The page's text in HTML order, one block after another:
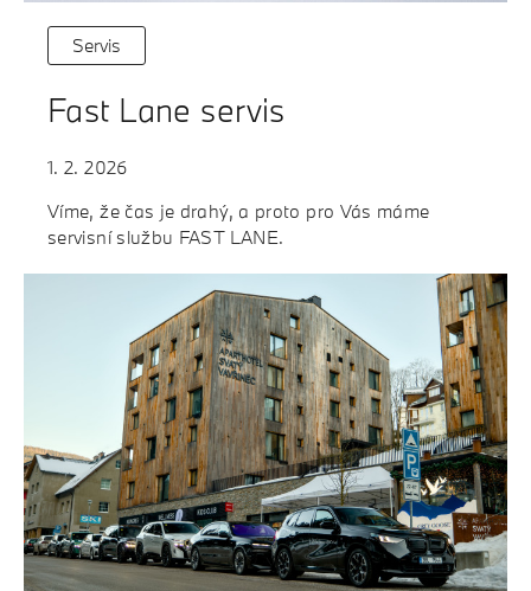
Servis
Fast Lane servis
1. 2. 2026
Víme, že čas je drahý, a proto pro Vás máme
servisní službu FAST LANE.